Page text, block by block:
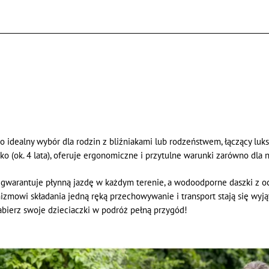
wybór dla rodzin z bliźniakami lub rodzeństwem, łączący
(ok. 4 lata), oferuje ergonomiczne i przytulne warunki zarówno dla
płynną jazdę w każdym terenie, a wodoodporne daszki z
składania jedną ręką przechowywanie i transport stają się
swoje dzieciaczki w podróż pełną przygód!